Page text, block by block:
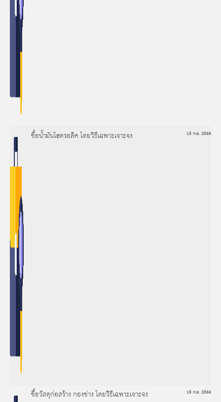
ซื้อน้ำมันไฮดรอลิค โดยวิธีเฉพาะเจาะจง 15 ก.ย. 2566
ซื้อวัสดุก่อสร้าง กองช่าง โดยวิธีเฉพาะเจาะจง 15 ก.ย. 2566